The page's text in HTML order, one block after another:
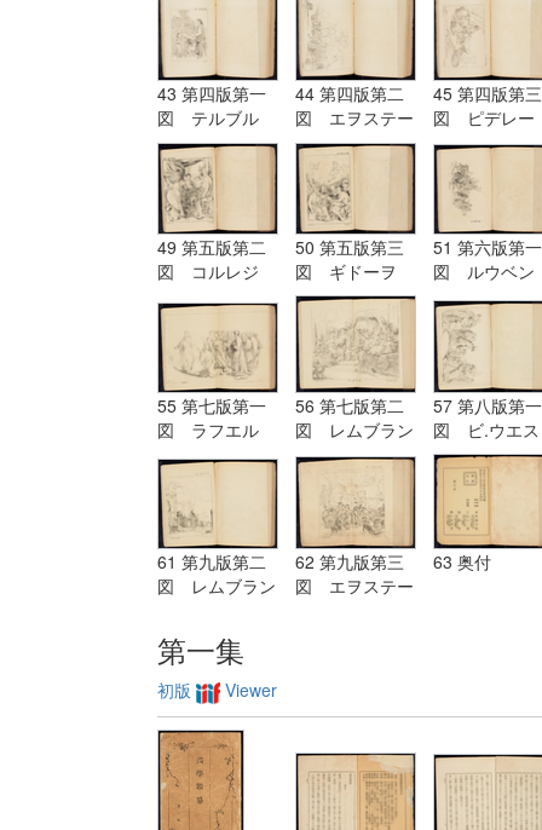
43 第四版第一
図 テルブル
グ Terburg
44 第四版第二
図 エヲステー
ド Aostade
45 第四版第三
図 ピデレー
ル PDeLwer
49 第五版第二
図 コルレジ
50 第五版第三
図 ギドーヲ
Guido
51 第六版第一
図 ルウベン
ス Reubens
55 第七版第一
図 ラフエル
Raffaelle
56 第七版第二
図 レムブラン
ド Rembrandt
57 第八版第一
図 ビ.ウエス
ト B.West
61 第九版第二
図 レムブラン
62 第九版第三
図 エヲステー
63 奥付
第一集
初版 Viewer